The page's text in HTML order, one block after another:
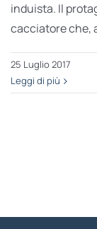
induista. Il
cacciatore che,
25 Luglio 2017
Leggi di più